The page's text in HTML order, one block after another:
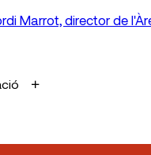
Marrot, director de